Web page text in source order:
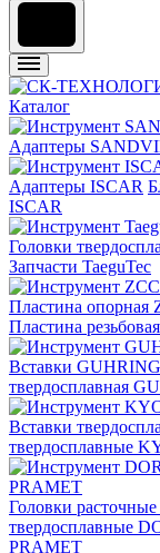
Каталог
Адаптеры
Адаптеры ISCAR
ISCAR
Головки
Запчасти TaeguTec
Пластина опорная
Пластина
Вставки GUHRING
твердосплавная
Вставки
твердосплавные
PRAMET
Головки
твердосплавные
PRAMET